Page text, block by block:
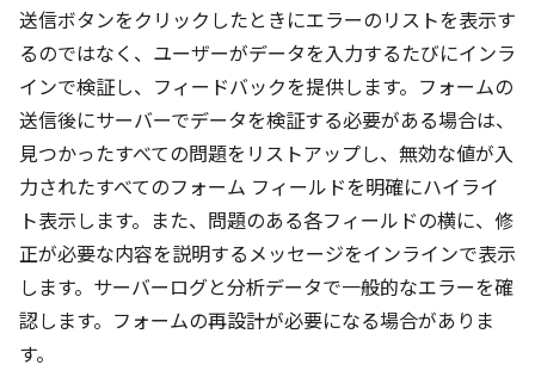
送信ボタンをクリックしたときにエラーのリストを表示す
るのではなく、ユーザーがデータを入力するたびにインラ
インで検証し、フィードバックを提供します。フォームの
送信後にサーバーでデータを検証する必要がある場合は、
見つかったすべての問題をリストアップし、無効な値が入
力されたすべてのフォーム フィールドを明確にハイライ
ト表示します。また、問題のある各フィールドの横に、修
正が必要な内容を説明するメッセージをインラインで表示
します。サーバーログと分析データで一般的なエラーを確
認します。フォームの再設計が必要になる場合がありま
す。